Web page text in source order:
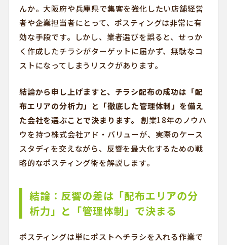
んか。大阪府や兵庫県で集客を強化したい店舗経営
者や企業担当者にとって、ポスティングは非常に有
効な手段です。しかし、業者選びを誤ると、せっか
く作成したチラシがターゲットに届かず、無駄なコ
ストになってしまうリスクがあります。
結論から申し上げますと、チラシ配布の成功は「配
布エリアの分析力」と「徹底した管理体制」を備え
た会社を選ぶことで決まります。
創業18年のノウハ
ウを持つ株式会社アド・バリューが、実際のケース
スタディを交えながら、反響を最大化するための戦
略的なポスティング術を解説します。
結論：反響の差は「配布エリアの分
析力」と「管理体制」で決まる
ポスティングは単にポストへチラシを入れる作業で